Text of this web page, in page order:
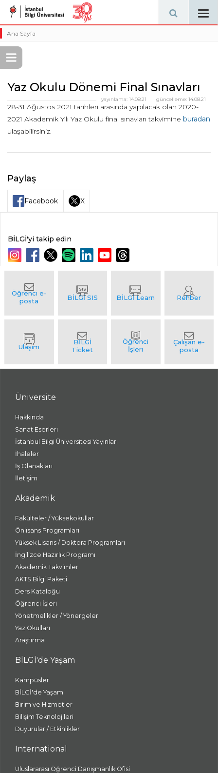
Ana Sayfa
Yaz Okulu Dönemi Final Sınavları
güncelleme: 14.08.21
yayınlama: 14.08.21
28-31 Ağustos 2021 tarihleri arasında yapılacak olan 2020-
2021 Akademik Yılı Yaz Okulu final sınavları takvimine buradan
ulaşabilirsiniz.
Paylaş
Facebook X
BİLGİ'yi takip edin
Üniversite
Hakkında
Sanat Eserleri
İstanbul Bilgi Üniversitesi Yayınları
İhaleler
İş Olanakları
İletişim
Akademik
Fakülteler / Yüksekokullar
Önlisans Programları
Yüksek Lisans / Doktora Programları
İngilizce Hazırlık Programı
Akademik Takvimler
AKTS Bilgi Paketi
Ders Kataloğu
Öğrenci İşleri
Yönetmelikler / Yönergeler
Yaz Okulları
Araştırma
BİLGİ'de Yaşam
Kampüsler
BİLGİ'de Yaşam
Birim ve Hizmetler
Bilişim Teknolojileri
Duyurular / Etkinlikler
International
Uluslararası Öğrenci Danışmanlık Ofisi